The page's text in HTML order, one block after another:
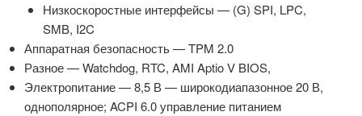
Низкоскоростные интерфейсы — (G) SPI, LPC,
SMB, I2C
Аппаратная безопасность — TPM 2.0
Разное — Watchdog, RTC, AMI Aptio V BIOS,
Электропитание — 8,5 В — широкодиапазонное 20 В,
однополярное; ACPI 6.0 управление питанием